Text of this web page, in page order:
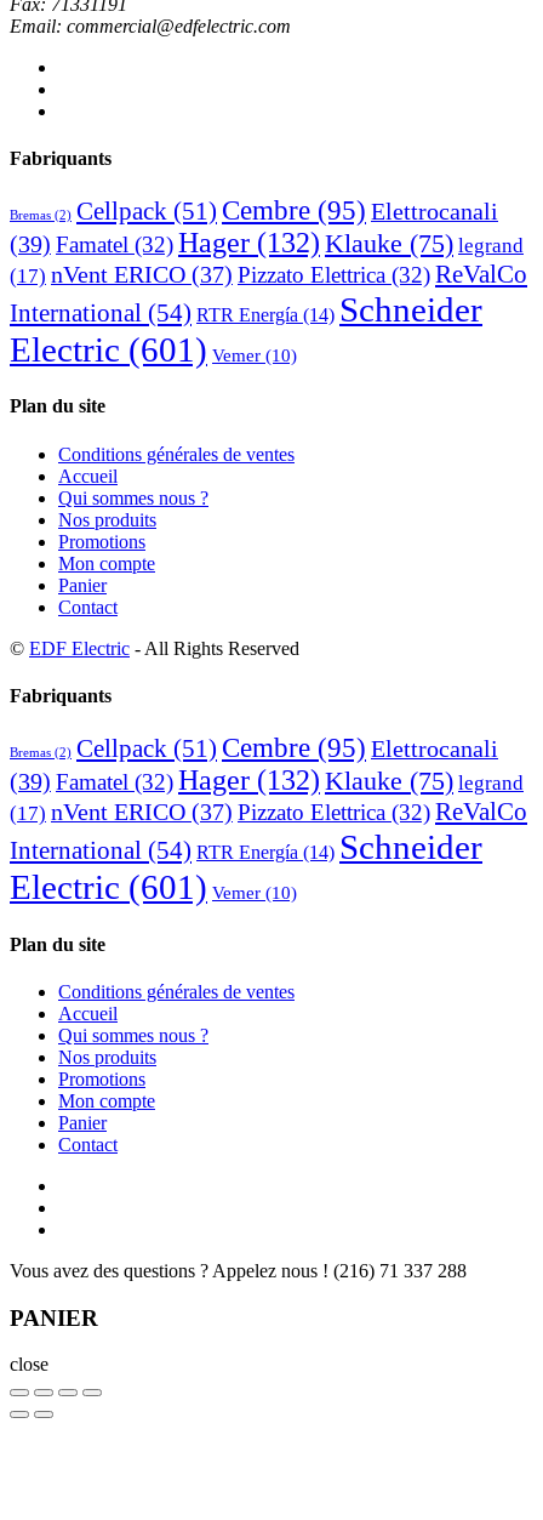
Email: commercial@edfelectric.com
Fabriquants
Bremas (2) Cellpack (51) Cembre (95) Elettrocanali
(39) Famatel (32)Hager (132) Klauke (75) legrand
(17) nVent ERICO (37) Pizzato Elettrica (32)ReValCo
International (54) RTR Energía (14) Schneider
Electric (601) Vemer (10)
Plan du site
Conditions générales de ventes
Accueil
Qui sommes nous ?
Nos produits
Promotions
Mon compte
Panier
Contact
© EDF Electric - All Rights Reserved
Fabriquants
Bremas (2) Cellpack (51) Cembre (95) Elettrocanali
(39) Famatel (32)Hager (132) Klauke (75) legrand
(17) nVent ERICO (37) Pizzato Elettrica (32)ReValCo
International (54) RTR Energía (14) Schneider
Electric (601) Vemer (10)
Plan du site
Conditions générales de ventes
Accueil
Qui sommes nous ?
Nos produits
Promotions
Mon compte
Panier
Contact
Vous avez des questions ? Appelez nous ! (216) 71 337 288
PANIER
close